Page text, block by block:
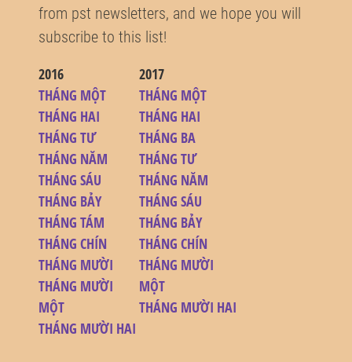
from pst newsletters, and we hope you will
subscribe to this list!
2016
THÁNG MỘT
THÁNG HAI
THÁNG TƯ
THÁNG NĂM
THÁNG SÁU
THÁNG BẢY
THÁNG TÁM
THÁNG CHÍN
THÁNG MƯỜI
THÁNG MƯỜI
MỘT
THÁNG MƯỜI HAI
2017
THÁNG MỘT
THÁNG HAI
THÁNG BA
THÁNG TƯ
THÁNG NĂM
THÁNG SÁU
THÁNG BẢY
THÁNG CHÍN
THÁNG MƯỜI
MỘT
THÁNG MƯỜI HAI